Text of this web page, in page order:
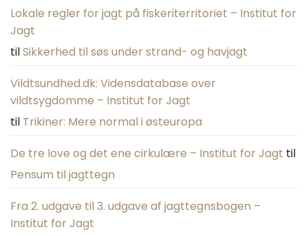
Lokale regler for jagt på fiskeriterritoriet – Institut for
Jagt
tilSikkerhed til søs under strand- og havjagt
Vildtsundhed.dk: Vidensdatabase over
vildtsygdomme – Institut for Jagt
til Trikiner: Mere normal i østeuropa
De tre love og det ene cirkulære – Institut for Jagt til
Pensum til jagttegn
Fra 2. udgave til 3. udgave af jagttegnsbogen –
Institut for Jagt